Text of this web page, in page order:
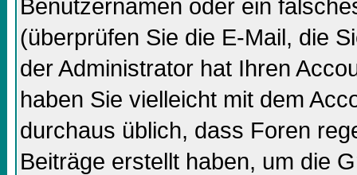
Benutzernamen oder ein
(überprüfen Sie die E-Mail, die
der Administrator hat Ihren
haben Sie vielleicht mit dem
durchaus üblich, dass Foren
Beiträge erstellt haben, um die